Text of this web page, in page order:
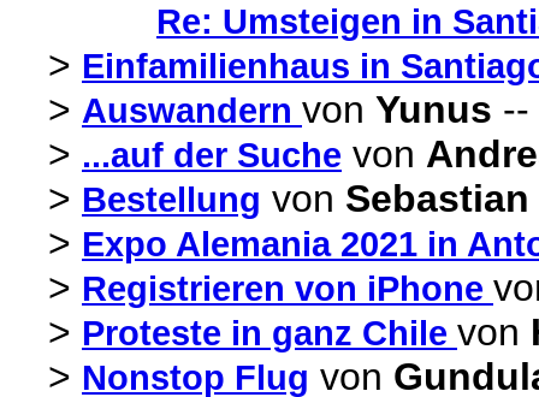
Re: Umsteigen in
> Einfamilienhaus in
> Auswandern von Yunus --
> ...auf der Suche von
> Bestellung von
> Expo Alemania 2021 in
> Registrieren von iPhone
> Proteste in ganz Chile von
> Nonstop Flug von